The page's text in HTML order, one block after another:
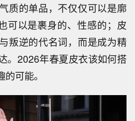
质的单品，不仅仅可以是廓
可以是裹身的、性感的；皮
叛逆的代名词，而是成为精
。2026年春夏皮衣该如何搭
可能。